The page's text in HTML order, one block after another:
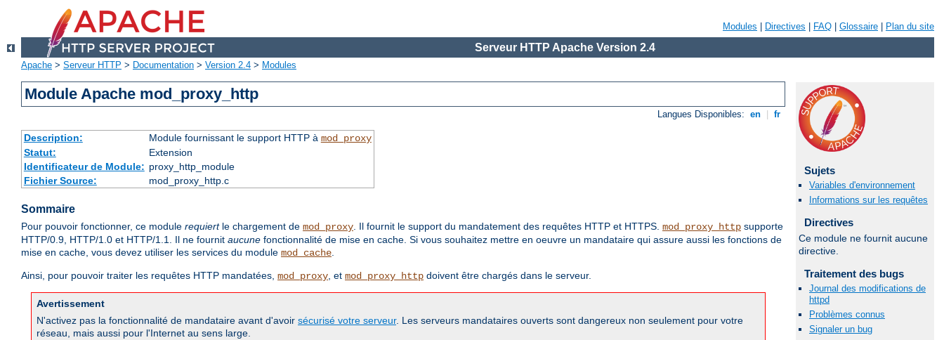
Modules Directives FAQ Glossaire Plan du site
Serveur HTTP Apache Version 2.4
Apache > Serveur HTTP > Documentation > Version 2.4 > Modules
Module Apache mod_proxy_http
Langues Disponibles: en fr
Description: Module fournissant le support HTTP à mod_proxy
Statut:
Extension
Identificateur de Module: proxy_http_module
Fichier Source:
mod_proxy_http.c
Sommaire
Pour pouvoir fonctionner, ce module requiertle chargement de mod_proxy. Il fournit le support du mandatement des requêtes HTTP et HTTPS. mod_proxy_http supporte
HTTP/0.9, HTTP/1.0 et HTTP/1.1. Il ne fournit aucune fonctionnalité de mise en cache. Si vous souhaitez mettre en oeuvre un mandataire qui assure aussi les fonctions de
mise en cache, vous devez utiliser les services du module mod_cache.
Ainsi, pour pouvoir traiter les requêtes HTTP mandatées, mod_proxy, et mod_proxy_http doivent être chargés dans le serveur.
Avertissement
N'activez pas la fonctionnalité de mandataire avant d'avoir sécurisé votre serveur. Les serveurs mandataires ouverts sont dangereux non seulement pour votre
réseau, mais aussi pour l'Internet au sens large.
Sujets
Variables d'environnement
Informations sur les requêtes
Directives
Ce module ne fournit aucune
directive.
Traitement des bugs
Journal des modifications de
httpd
Problèmes connus
Signaler un bug